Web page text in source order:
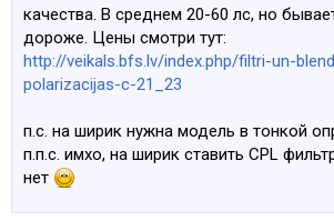
качества. В среднем 20-60 лс, но
дороже. Цены смотри тут:
http://veikals.bfs.lv/index.php/filtri-un-
polarizacijas-c-21_23
п.с. на ширик нужна модель в тонкой
п.п.с. имхо, на ширик ставить CPL
нет